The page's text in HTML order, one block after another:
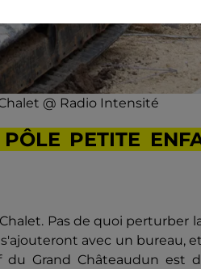
@ Radio Intensité
PETITE
Pas de quoi perturber
avec un bureau,
du Grand Châteaudun est